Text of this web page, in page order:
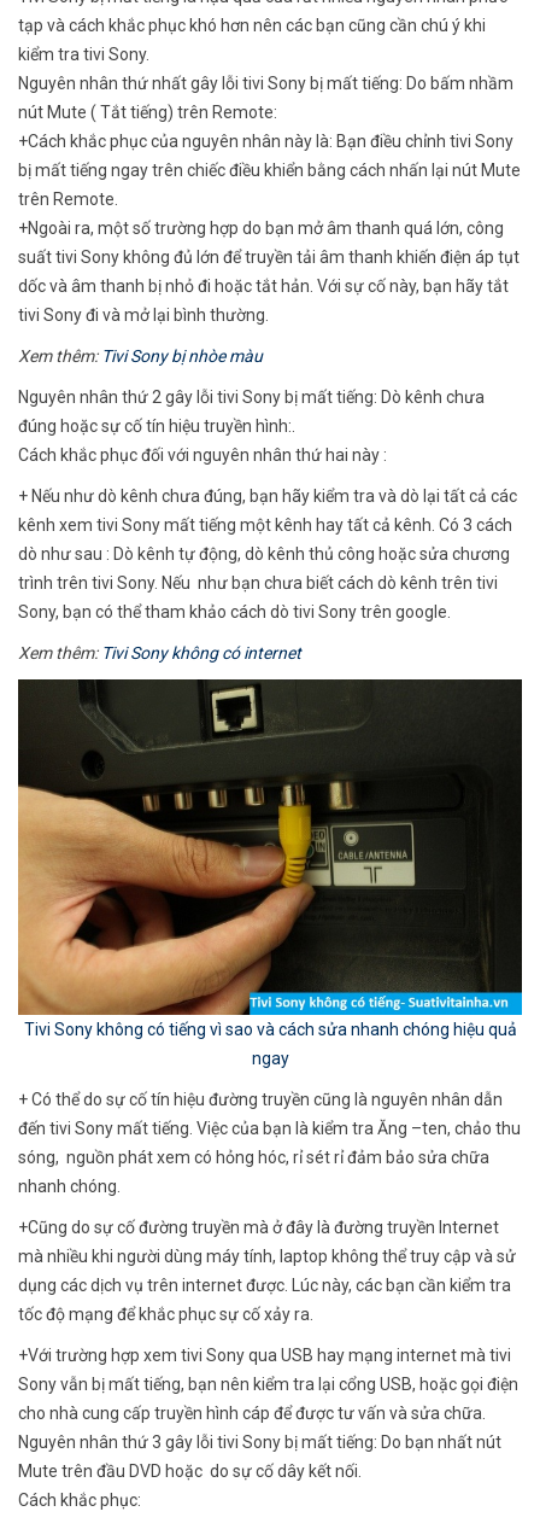
tạp và cách khắc phục khó hơn nên các bạn cũng cần chú ý khi
kiểm tra tivi Sony.
Nguyên nhân thứ nhất gây lỗi tivi Sony bị mất tiếng: Do bấm nhầm
nút Mute ( Tắt tiếng) trên Remote:
+Cách khắc phục của nguyên nhân này là: Bạn điều chỉnh tivi Sony
bị mất tiếng ngay trên chiếc điều khiển bằng cách nhấn lại nút Mute
trên Remote.
+Ngoài ra, một số trường hợp do bạn mở âm thanh quá lớn, công
suất tivi Sony không đủ lớn để truyền tải âm thanh khiến điện áp tụt
dốc và âm thanh bị nhỏ đi hoặc tắt hản. Với sự cố này, bạn hãy tắt
tivi Sony đi và mở lại bình thường.
Xem thêm: Tivi Sony bị nhòe màu
Nguyên nhân thứ 2 gây lỗi tivi Sony bị mất tiếng: Dò kênh chưa
đúng hoặc sự cố tín hiệu truyền hình:.
Cách khắc phục đối với nguyên nhân thứ hai này :
+ Nếu như dò kênh chưa đúng, bạn hãy kiểm tra và dò lại tất cả các
kênh xem tivi Sony mất tiếng một kênh hay tất cả kênh. Có 3 cách
dò như sau : Dò kênh tự động, dò kênh thủ công hoặc sửa chương
trình trên tivi Sony. Nếu như bạn chưa biết cách dò kênh trên tivi
Sony, bạn có thể tham khảo cách dò tivi Sony trên google.
Xem thêm: Tivi Sony không có internet
Tivi Sony không có tiếng vì sao và cách sửa nhanh chóng hiệu quả
ngay
+ Có thể do sự cố tín hiệu đường truyền cũng là nguyên nhân dẫn
đến tivi Sony mất tiếng. Việc của bạn là kiểm tra Ăng –ten, chảo thu
sóng, nguồn phát xem có hỏng hóc, rỉ sét rỉ đảm bảo sửa chữa
nhanh chóng.
+Cũng do sự cố đường truyền mà ở đây là đường truyền Internet
mà nhiều khi người dùng máy tính, laptop không thể truy cập và sử
dụng các dịch vụ trên internet được. Lúc này, các bạn cần kiểm tra
tốc độ mạng để khắc phục sự cố xảy ra.
+Với trường hợp xem tivi Sony qua USB hay mạng internet mà tivi
Sony vẫn bị mất tiếng, bạn nên kiểm tra lại cổng USB, hoặc gọi điện
cho nhà cung cấp truyền hình cáp để được tư vấn và sửa chữa.
Nguyên nhân thứ 3 gây lỗi tivi Sony bị mất tiếng: Do bạn nhất nút
Mute trên đầu DVD hoặc do sự cố dây kết nối.
Cách khắc phục: